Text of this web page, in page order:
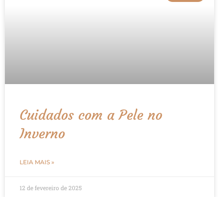
Cuidados com a Pele no
Inverno
LEIA MAIS »
12 de fevereiro de 2025